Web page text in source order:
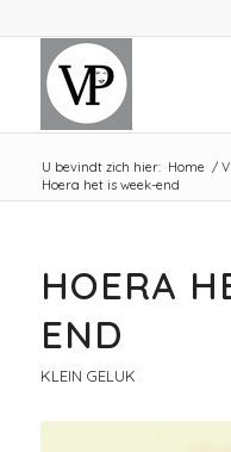
U bevindt zich hier: Home /
Hoera het is week-end
HOERA
END
KLEIN GELUK